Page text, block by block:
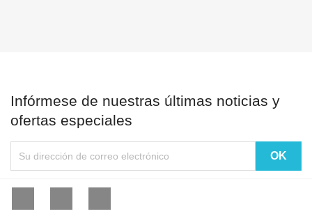
Infórmese de nuestras últimas noticias y
ofertas especiales